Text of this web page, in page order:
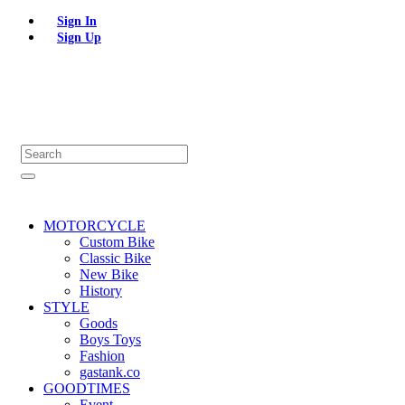
Sign In
Sign Up
MOTORCYCLE
Custom Bike
Classic Bike
New Bike
History
STYLE
Goods
Boys Toys
Fashion
gastank.co
GOODTIMES